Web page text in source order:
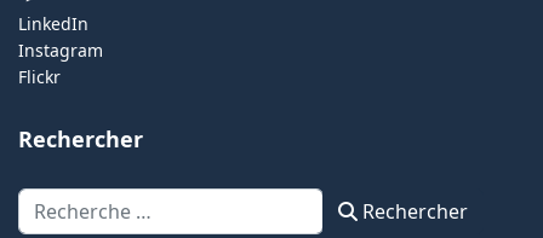
LinkedIn
Instagram
Flickr
Rechercher
Rechercher Rechercher